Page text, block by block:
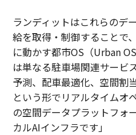
ランディットはこれらのデ
給を取得・制御することで
に動かす都市OS（Urban
は単なる駐車場関連サービ
予測、配車最適化、空間割
という形でリアルタイムオ
の空間データプラットフォ
カルAIインフラです」